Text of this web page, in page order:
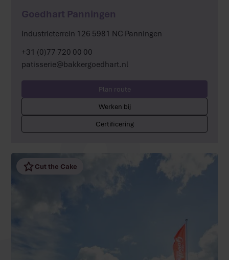
Goedhart Panningen
Industrieterrein 126 5981 NC Panningen
+31 (0)77 720 00 00
patisserie@bakkergoedhart.nl
Plan route
Werken bij
Certificering
Cut the Cake